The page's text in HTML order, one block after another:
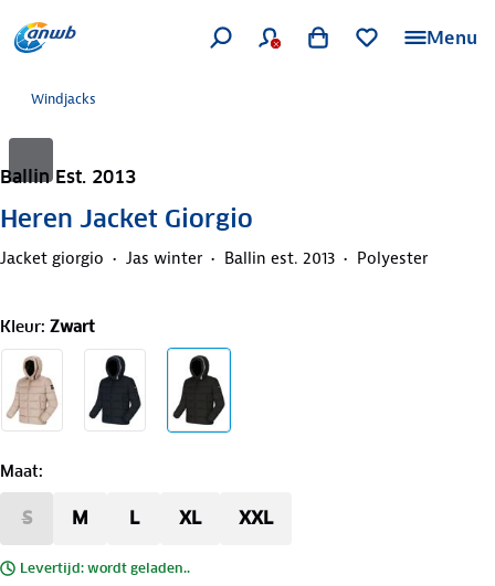
Menu
Windjacks
Ballin Est. 2013
Heren Jacket Giorgio
Jacket giorgio Jas winter Ballin est. 2013 Polyester
Kleur: Zwart
Maat:
S M L XL XXL
Levertijd: wordt geladen..